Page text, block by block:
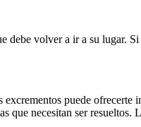
debe volver a ir a su lugar.
puede
que necesitan ser resueltos.